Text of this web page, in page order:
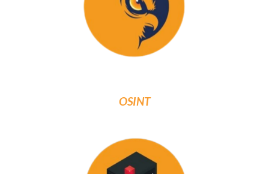
OSINT